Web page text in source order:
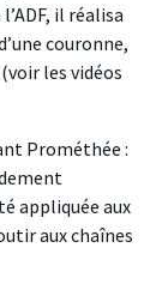
il réalisa
couronne,
les vidéos
Prométhée :
appliquée aux
aux chaînes